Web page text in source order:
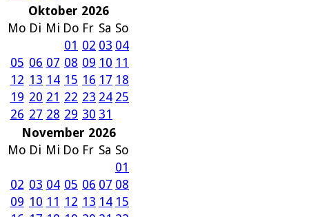
Oktober 2026
Mo Di Mi Do Fr Sa So
01 02 03 04
05 06 07 08 09 10 11
12 13 14 15 16 17 18
19 20 21 22 23 24 25
26 27 28 29 30 31
November 2026
Mo Di Mi Do Fr Sa So
01
02 03 04 05 06 07 08
09 10 11 12 13 14 15